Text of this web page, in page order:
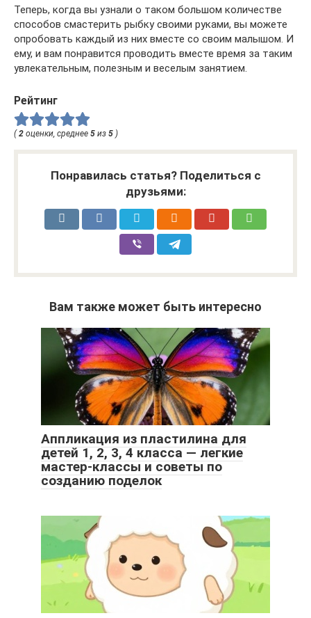
Теперь, когда вы узнали о таком большом количестве
способов смастерить рыбку своими руками, вы можете
опробовать каждый из них вместе со своим малышом. И
ему, и вам понравится проводить вместе время за таким
увлекательным, полезным и веселым занятием.
Рейтинг
( 2 оценки, среднее 5 из 5 )
Понравилась статья? Поделиться с
друзьями:
Вам также может быть интересно
Аппликация из пластилина для
детей 1, 2, 3, 4 класса — легкие
мастер-классы и советы по
созданию поделок